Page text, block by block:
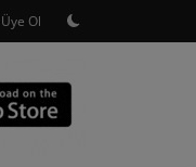
Üye Ol